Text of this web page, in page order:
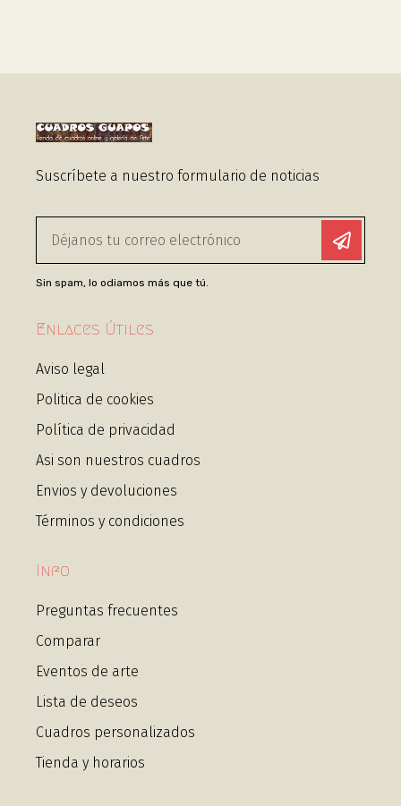
Suscríbete a nuestro formulario de noticias
Sin spam, lo odiamos más que tú.
Enlaces Útiles
Aviso legal
Politica de cookies
Política de privacidad
Asi son nuestros cuadros
Envios y devoluciones
Términos y condiciones
Info
Preguntas frecuentes
Comparar
Eventos de arte
Lista de deseos
Cuadros personalizados
Tienda y horarios